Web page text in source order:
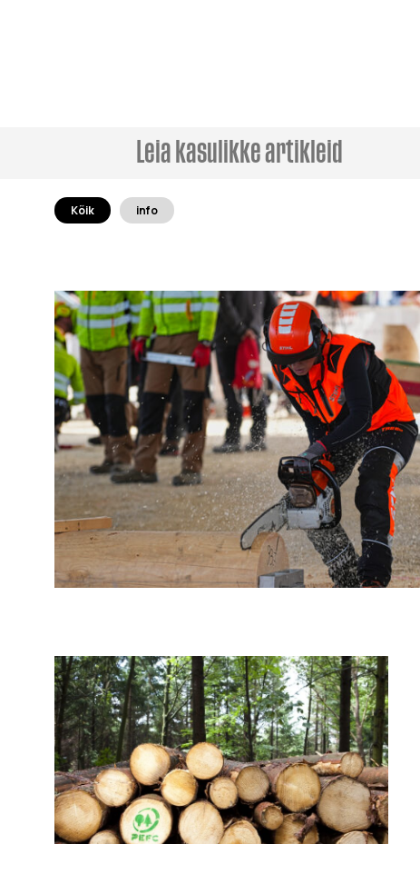
Kõik info